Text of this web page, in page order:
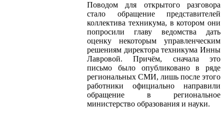
Поводом для открытого разговора
стало обращение представителей
коллектива техникума, в котором они
попросили главу ведомства дать
оценку некоторым управленческим
решениям директора техникума Инны
Лавровой. Причём, сначала это
письмо было опубликовано в ряде
региональных СМИ, лишь после этого
работники официально направили
обращение в региональное
министерство образования и науки.